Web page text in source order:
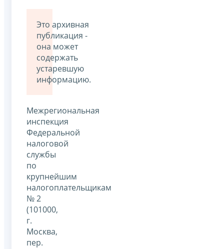
Это архивная
публикация -
она может
содержать
устаревшую
информацию.
Межрегиональная
инспекция
Федеральной
налоговой
службы
по
крупнейшим
налогоплательщикам
№ 2
(101000,
г.
Москва,
пер.